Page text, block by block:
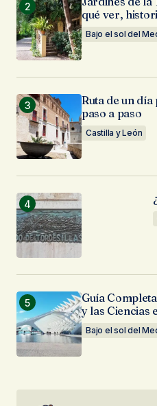
qué ver,
Bajo el sol del
Ruta de un
paso a paso
Castilla y León
Guía
y las Ciencias
Bajo el sol del